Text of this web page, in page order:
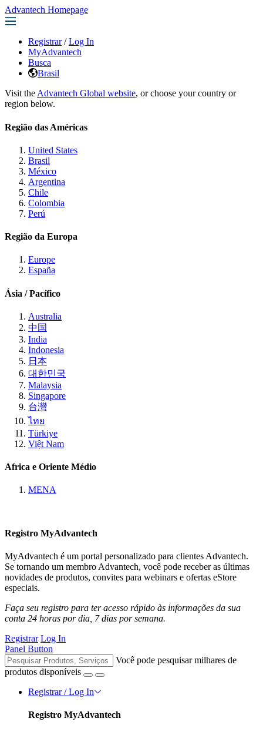
Advantech Homepage
Registrar / Log In
MyAdvantech
Busca
Brasil
Visit the Advantech Global website, or choose your country or
region below.
Região das Américas
United States
Brasil
México
Argentina
Chile
Colombia
Perú
Região da Europa
Europe
España
Ásia / Pacífico
Australia
中国
India
Indonesia
日本
대한민국
Malaysia
Singapore
台灣
ไทย
Türkiye
Việt Nam
Africa e Oriente Médio
MENA
Registro MyAdvantech
MyAdvantech é um portal personalizado para clientes Advantech.
Se tornando um membro Advantech, você pode receber as últimas
novidades de produtos, convites para webinars e ofertas eStore
especiais.
Faça seu registro para ter acesso rápido às informações da sua
conta 24 horas por dia, 7 dias por semana.
Registrar Log In
Panel Button
Você pode pesquisar milhares de
produtos disponíveis
Registrar / Log In
Registro MyAdvantech